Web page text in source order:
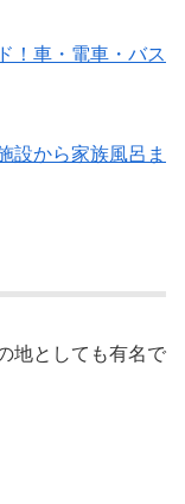
！車・電車・バス
設から家族風呂ま
地としても有名で